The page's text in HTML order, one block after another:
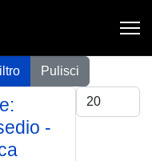
Pulisci
Visualizza #
-